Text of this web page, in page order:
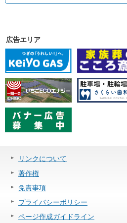
広告エリア
リンクについて
著作権
免責事項
プライバシーポリシー
ページ作成ガイドライン